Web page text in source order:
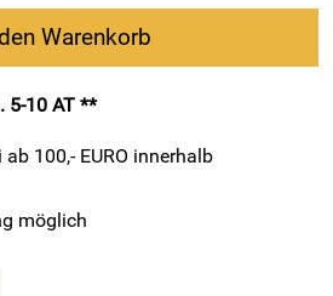
Warenkorb
5-10 AT **
100,- EURO innerhalb
möglich